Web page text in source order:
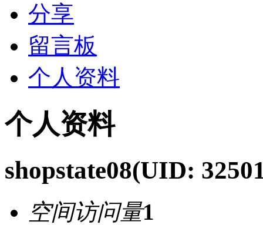
分享
留言板
个人资料
个人资料
shopstate08(UID:
空间访问量1